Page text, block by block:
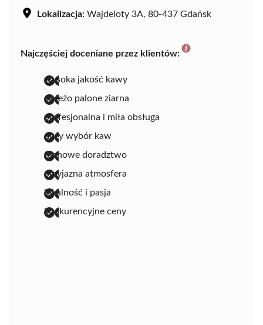
Lokalizacja: Wajdeloty 3A, 80-437 Gdańsk
Najczęściej doceniane przez klientów:
wysoka jakość kawy
świeżo palone ziarna
profesjonalna i miła obsługa
duży wybór kaw
fachowe doradztwo
przyjazna atmosfera
lokalność i pasja
konkurencyjne ceny